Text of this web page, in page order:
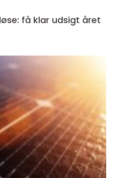
få klar udsigt året